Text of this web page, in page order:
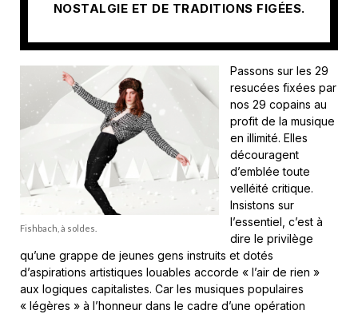
NOSTALGIE ET DE TRADITIONS FIGÉES.
Fishbach, à soldes.
Passons sur les 29
resucées fixées par
nos 29 copains au
profit de la musique
en illimité. Elles
découragent
d’emblée toute
velléité critique.
Insistons sur
l’essentiel, c’est à
dire le privilège
qu’une grappe de jeunes gens instruits et dotés
d’aspirations artistiques louables accorde « l’air de rien »
aux logiques capitalistes. Car les musiques populaires
« légères » à l’honneur dans le cadre d’une opération